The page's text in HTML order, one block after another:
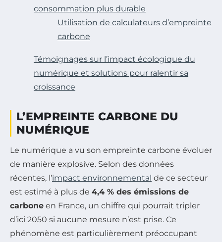
consommation plus durable
Utilisation de calculateurs d’empreinte
carbone
Témoignages sur l’impact écologique du
numérique et solutions pour ralentir sa
croissance
L’EMPREINTE CARBONE DU
NUMÉRIQUE
Le numérique a vu son empreinte carbone évoluer
de manière explosive. Selon des données
récentes, l’impact environnemental de ce secteur
est estimé à plus de 4,4 % des émissions de
carbone en France, un chiffre qui pourrait tripler
d’ici 2050 si aucune mesure n’est prise. Ce
phénomène est particulièrement préoccupant